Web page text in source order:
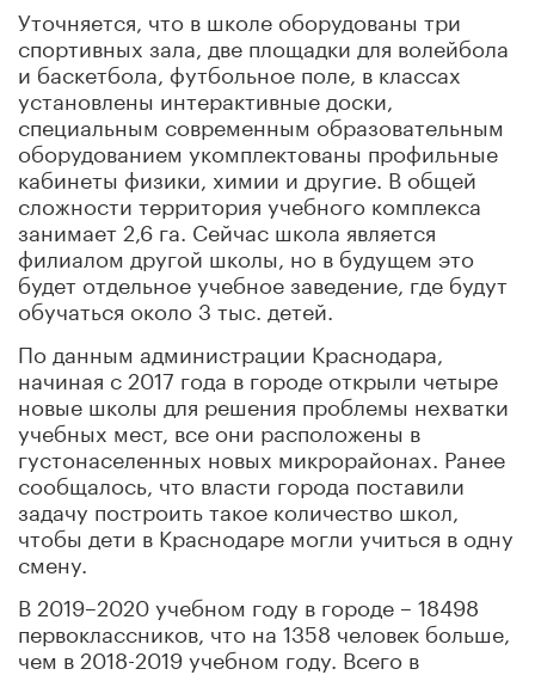
Уточняется, что в школе оборудованы три
спортивных зала, две площадки для волейбола
и баскетбола, футбольное поле, в классах
установлены интерактивные доски,
специальным современным образовательным
оборудованием укомплектованы профильные
кабинеты физики, химии и другие. В общей
сложности территория учебного комплекса
занимает 2,6 га. Сейчас школа является
филиалом другой школы, но в будущем это
будет отдельное учебное заведение, где будут
обучаться около 3 тыс. детей.
По данным администрации Краснодара,
начиная с 2017 года в городе открыли четыре
новые школы для решения проблемы нехватки
учебных мест, все они расположены в
густонаселенных новых микрорайонах. Ранее
сообщалось, что власти города поставили
задачу построить такое количество школ,
чтобы дети в Краснодаре могли учиться в одну
смену.
В 2019–2020 учебном году в городе – 18498
первоклассников, что на 1358 человек больше,
чем в 2018-2019 учебном году. Всего в